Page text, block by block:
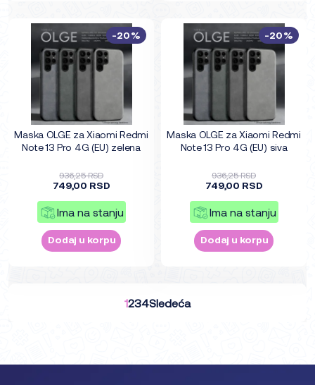
Maska OLGE za Xiaomi Redmi
Note 13 Pro 4G (EU) zelena
936,25 RSD
749,00 RSD
Ima na stanju
Dodaj u korpu
-20%
Maska OLGE za Xiaomi Redmi
Note 13 Pro 4G (EU) siva
936,25 RSD
749,00 RSD
Ima na stanju
Dodaj u korpu
-20%
1234Sledeća